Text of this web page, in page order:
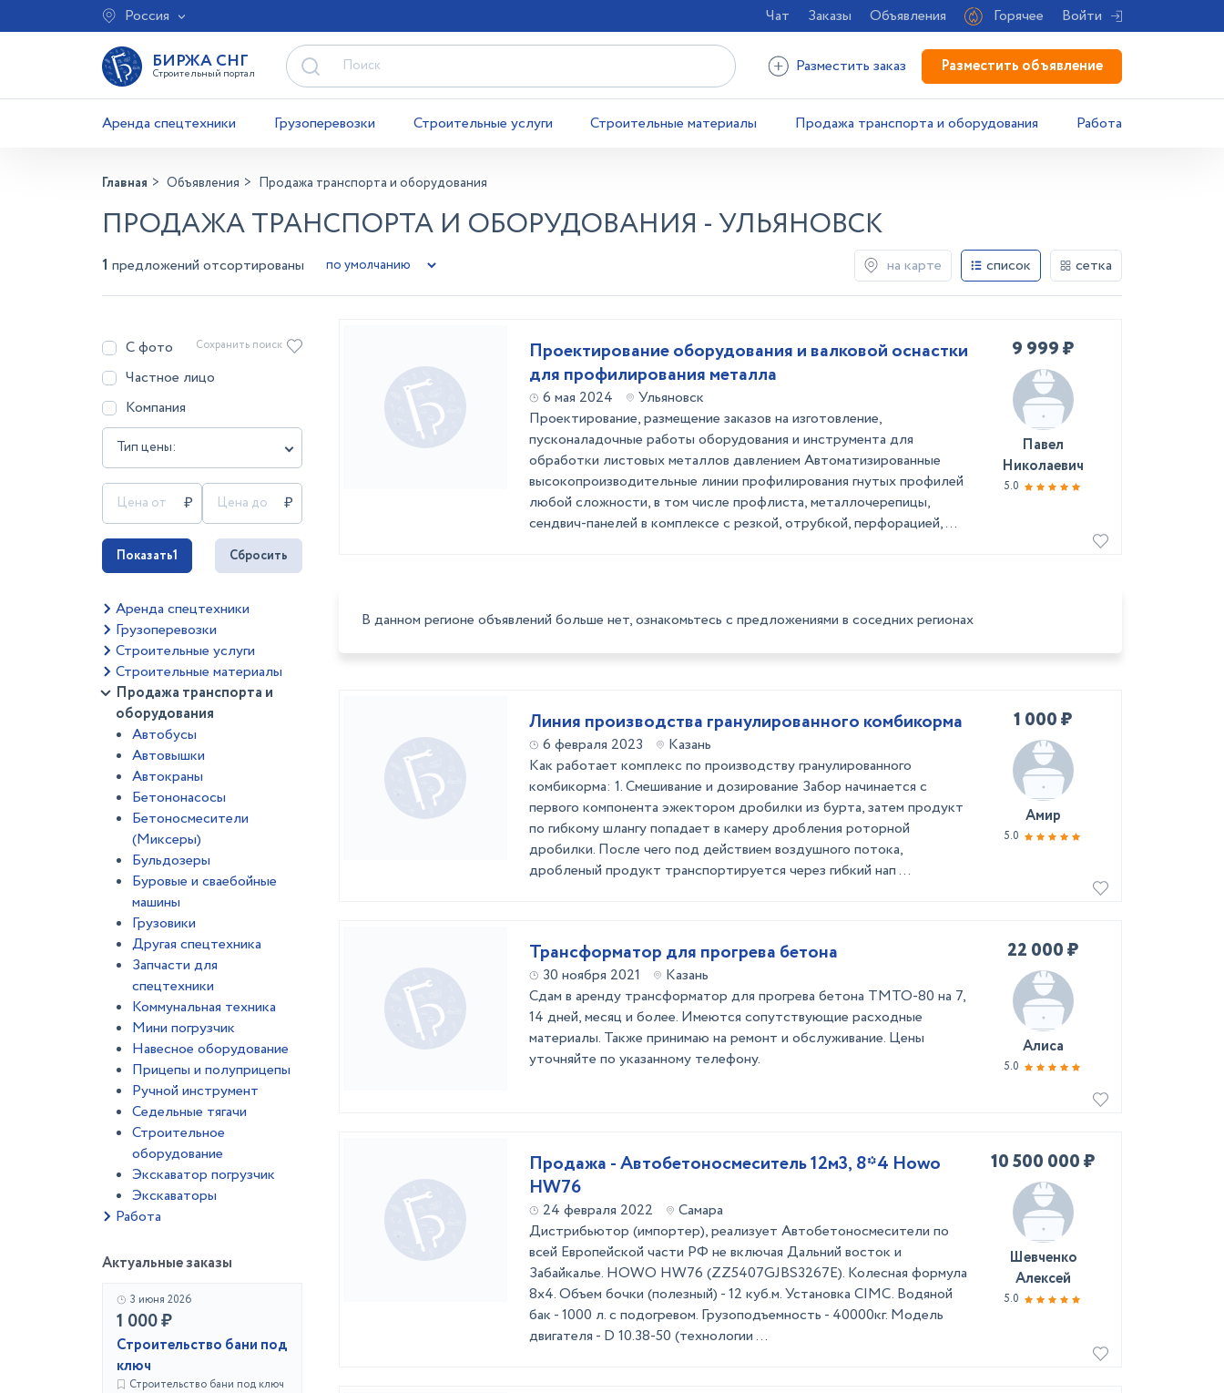
Россия Чат Заказы Объявления Горячее Войти
БИРЖА СНГ
Строительный портал Разместить заказ Разместить объявление
Аренда спецтехники Грузоперевозки Строительные услуги Строительные материалы Продажа транспорта и оборудования Работа
Главная Объявления Продажа транспорта и оборудования
ПРОДАЖА ТРАНСПОРТА И ОБОРУДОВАНИЯ - УЛЬЯНОВСК
1 предложений отсортированы на карте список сетка
С фото
Частное лицо
Компания
Тип цены:
Сохранить поиск
Показать1 Сбросить
Аренда спецтехники
Грузоперевозки
Строительные услуги
Строительные материалы
Продажа транспорта и
оборудования
Автобусы
Автовышки
Автокраны
Бетононасосы
Бетоносмесители
(Миксеры)
Бульдозеры
Буровые и сваебойные
машины
Грузовики
Другая спецтехника
Запчасти для
спецтехники
Коммунальная техника
Мини погрузчик
Навесное оборудование
Прицепы и полуприцепы
Ручной инструмент
Седельные тягачи
Строительное
оборудование
Экскаватор погрузчик
Экскаваторы
Работа
Актуальные заказы
3 июня 2026
1 000 ₽
Строительство бани под
ключ
Строительство бани под ключ
Проектирование оборудования и валковой оснастки
для профилирования металла
6 мая 2024
Ульяновск
Проектирование, размещение заказов на изготовление,
пусконаладочные работы оборудования и инструмента для
обработки листовых металлов давлением Автоматизированные
высокопроизводительные линии профилирования гнутых профилей
любой сложности, в том числе профлиста, металлочерепицы,
сендвич-панелей в комплексе с резкой, отрубкой, перфорацией, ...
9 999 ₽
Павел
Николаевич
5.0
В данном регионе объявлений больше нет, ознакомьтесь с предложениями в соседних регионах
Линия производства гранулированного комбикорма
6 февраля 2023
Казань
Как работает комплекс по производству гранулированного
комбикорма: 1. Смешивание и дозирование Забор начинается с
первого компонента эжектором дробилки из бурта, затем продукт
по гибкому шлангу попадает в камеру дробления роторной
дробилки. После чего под действием воздушного потока,
дробленый продукт транспортируется через гибкий нап ...
1 000 ₽
Амир
5.0
Трансформатор для прогрева бетона
30 ноября 2021
Казань
Сдам в аренду трансформатор для прогрева бетона ТМТО-80 на 7,
14 дней, месяц и более. Имеются сопутствующие расходные
материалы. Также принимаю на ремонт и обслуживание. Цены
уточняйте по указанному телефону.
22 000 ₽
Алиса
5.0
Продажа - Автобетоносмеситель 12м3, 8*4 Howo
HW76
24 февраля 2022
Самара
Дистрибьютор (импортер), реализует Автобетоносмесители по
всей Европейской части РФ не включая Дальний восток и
Забайкалье. HOWO HW76 (ZZ5407GJBS3267E). Колесная формула
8х4. Объем бочки (полезный) - 12 куб.м. Установка CIMC. Водяной
бак - 1000 л. с подогревом. Грузоподъемность - 40000кг. Модель
двигателя - D 10.38-50 (технологии ...
10 500 000 ₽
Шевченко
Алексей
5.0